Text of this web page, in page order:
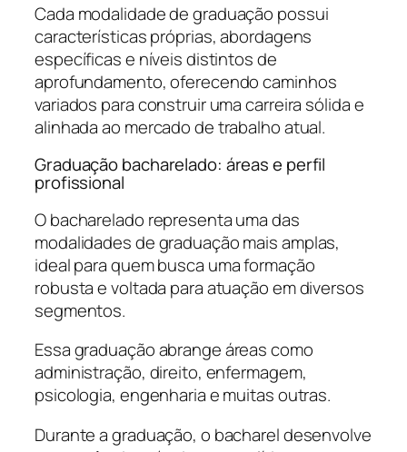
Cada modalidade de graduação possui
características próprias, abordagens
específicas e níveis distintos de
aprofundamento, oferecendo caminhos
variados para construir uma carreira sólida e
alinhada ao mercado de trabalho atual.
Graduação bacharelado: áreas e perfil
profissional
O bacharelado representa uma das
modalidades de graduação mais amplas,
ideal para quem busca uma formação
robusta e voltada para atuação em diversos
segmentos.
Essa graduação abrange áreas como
administração, direito, enfermagem,
psicologia, engenharia e muitas outras.
Durante a graduação, o bacharel desenvolve